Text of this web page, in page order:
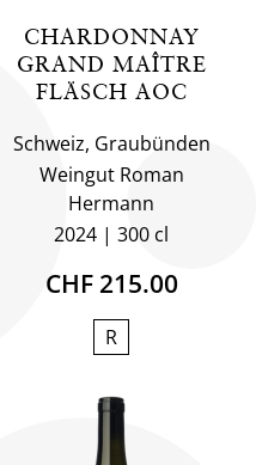
CHARDONNAY
GRAND MAÎTRE
FLÄSCH AOC
Schweiz, Graubünden
Weingut Roman
Hermann
2024
300 cl
CHF 215.00
R